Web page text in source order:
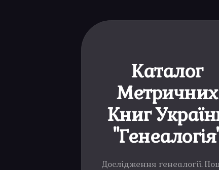
Каталог
Метричних
Книг
Дослідження генеалогії.